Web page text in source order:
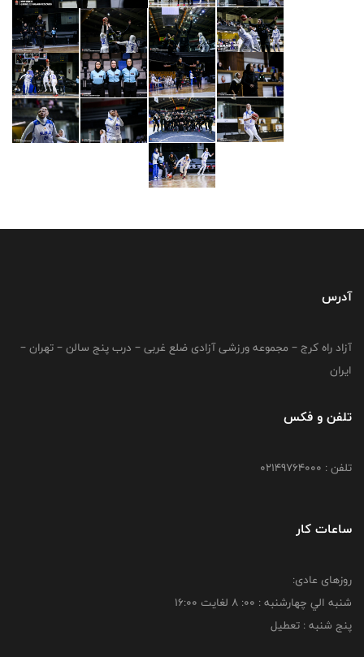
آدرس
آزاد راه کرج – مجموعه ورزشی آزادی ضلع غربی – درب پنج سالن – تهران –
ایران
تلفن و فکس
تلفن : 02149764000
ساعات کار
روزهای عادی:
شنبه الي چهارشنبه : 00: 8 لغايت 16:00
پنج شنبه : تعطیل